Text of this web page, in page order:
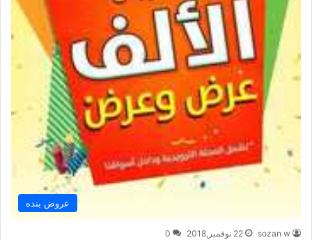
عروض بنده
sozan w 22 نوفمبر,2018 0